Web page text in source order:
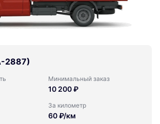
2887)
Минимальный заказ
10 200 ₽
За километр
60 ₽/км